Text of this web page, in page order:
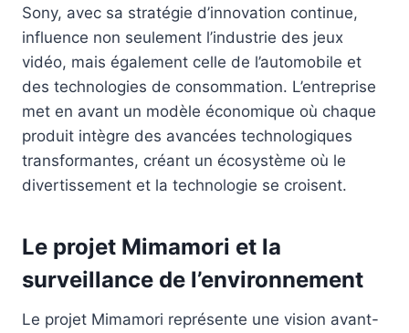
Sony, avec sa stratégie d’innovation continue,
influence non seulement l’industrie des jeux
vidéo, mais également celle de l’automobile et
des technologies de consommation. L’entreprise
met en avant un modèle économique où chaque
produit intègre des avancées technologiques
transformantes, créant un écosystème où le
divertissement et la technologie se croisent.
Le projet Mimamori et la
surveillance de l’environnement
Le projet Mimamori représente une vision avant-